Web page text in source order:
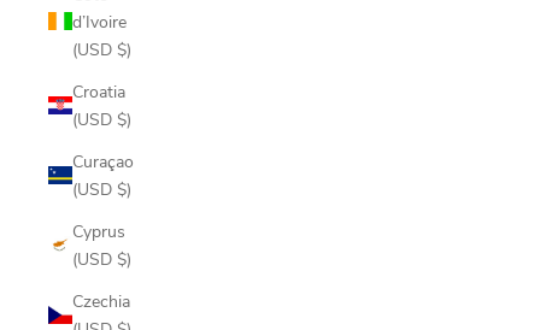
d’Ivoire
(USD $)
Croatia
(USD $)
Curaçao
(USD $)
Cyprus
(USD $)
Czechia